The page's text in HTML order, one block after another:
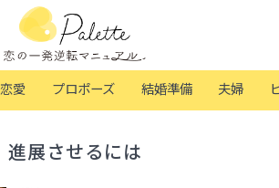
恋愛 プロポーズ 結婚準備 夫婦
進展させるには